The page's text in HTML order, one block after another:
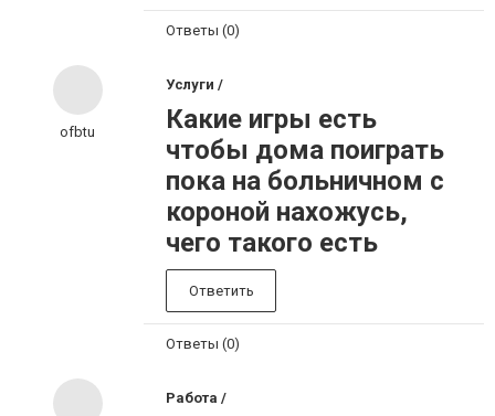
Ответы (0)
ofbtu
Услуги /
Какие игры есть
чтобы дома поиграть
пока на больничном с
короной нахожусь,
чего такого есть
Ответить
Ответы (0)
Работа /